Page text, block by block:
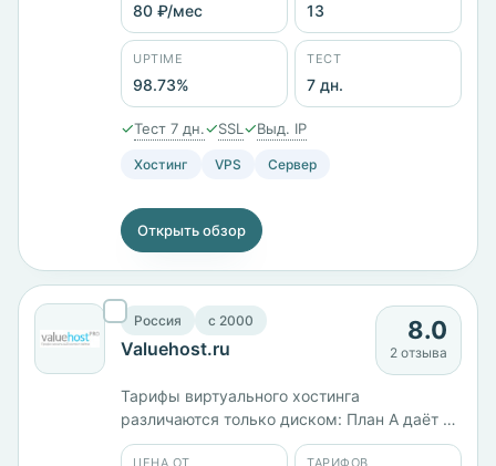
ГБ памяти стоит 990 ₽/мес, старший KVM-
12 с 64 ГБ и диском на 500 ГБ — 27 600 ₽/
мес. Панель ISPmanager, заявленный uptime
98,73%.
80 ₽/мес 13
UPTIME
98.73%
ТЕСТ
7 дн.
✓Тест 7 дн.✓SSL ✓Выд. IP
Хостинг VPS Сервер
Открыть обзор
Россия c 2000
Valuehost.ru
8.0
2 отзыва
Тарифы виртуального хостинга
различаются только диском: План A даёт 25
ГБ за 700 ₽/мес, План Б — 50 ГБ за 1013 ₽/
ЦЕНА ОТ ТАРИФОВ